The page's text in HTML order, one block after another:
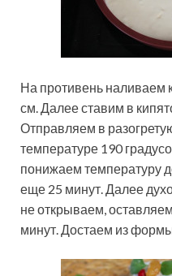
На противень наливаем
см. Далее ставим в
Отправляем в
температуре 190
понижаем температуру
еще 25 минут. Далее
не открываем,
минут. Достаем из